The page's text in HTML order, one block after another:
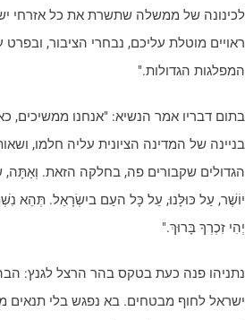
של ממשלה שתשרת את כל אזרחי
מוטלת עליכם, נבחרי הציבור,
הגדולות."
דבריו אמר הנשיא: "אנחנו ממשיכים,
של המדינה הציונית עליה חלמו,
שקבורים פה, בחלקה הזאת. וְאַתָּה,
עַל כּוּלָּנוּ, עַל כָּל העַם ביִשְׂרָאֵל. תְּהֵא
זִכְרְךָ בָּרוּךְ."
פנה כעת בטקס בהר הרצל לגנץ:
לחוף מבטחים. בא נפגש בלי תנאים